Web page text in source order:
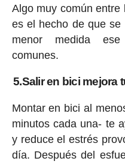
Algo muy común entre
es el hecho de que
menor medida
comunes.
5.Salir en bici mejora
Montar en bici al
minutos cada una- te
y reduce el estrés
día. Después del